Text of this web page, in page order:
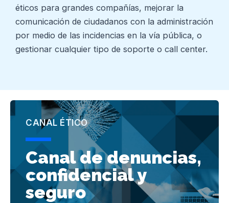
éticos para grandes compañías, mejorar la
comunicación de ciudadanos con la administración
por medio de las incidencias en la vía pública, o
gestionar cualquier tipo de soporte o call center.
CANAL ÉTICO
Canal de denuncias,
confidencial y
seguro